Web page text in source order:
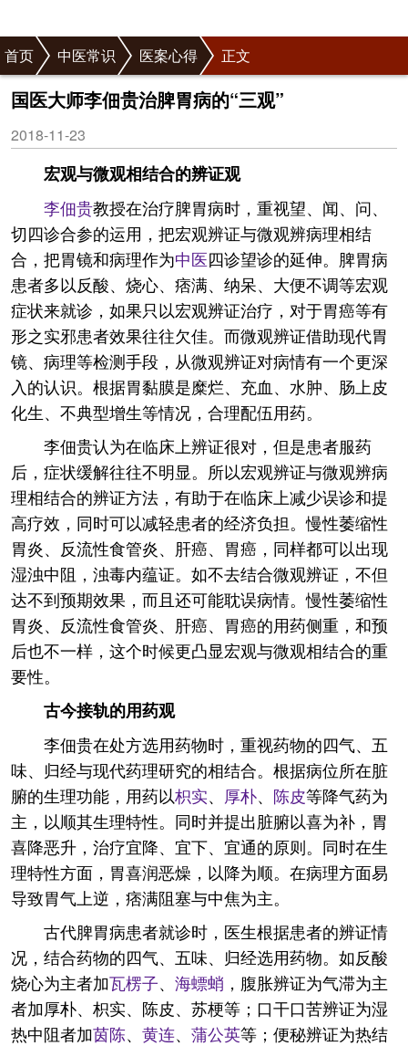
首页 中医常识 医案心得 正文
国医大师李佃贵治脾胃病的“三观”
2018-11-23
宏观与微观相结合的辨证观
李佃贵教授在治疗脾胃病时，重视望、闻、问、
切四诊合参的运用，把宏观辨证与微观辨病理相结
合，把胃镜和病理作为中医四诊望诊的延伸。脾胃病
患者多以反酸、烧心、痞满、纳呆、大便不调等宏观
症状来就诊，如果只以宏观辨证治疗，对于胃癌等有
形之实邪患者效果往往欠佳。而微观辨证借助现代胃
镜、病理等检测手段，从微观辨证对病情有一个更深
入的认识。根据胃黏膜是糜烂、充血、水肿、肠上皮
化生、不典型增生等情况，合理配伍用药。
李佃贵认为在临床上辨证很对，但是患者服药
后，症状缓解往往不明显。所以宏观辨证与微观辨病
理相结合的辨证方法，有助于在临床上减少误诊和提
高疗效，同时可以减轻患者的经济负担。慢性萎缩性
胃炎、反流性食管炎、肝癌、胃癌，同样都可以出现
湿浊中阻，浊毒内蕴证。如不去结合微观辨证，不但
达不到预期效果，而且还可能耽误病情。慢性萎缩性
胃炎、反流性食管炎、肝癌、胃癌的用药侧重，和预
后也不一样，这个时候更凸显宏观与微观相结合的重
要性。
古今接轨的用药观
李佃贵在处方选用药物时，重视药物的四气、五
味、归经与现代药理研究的相结合。根据病位所在脏
腑的生理功能，用药以枳实、 厚朴、 陈皮等降气药为
主，以顺其生理特性。同时并提出脏腑以喜为补，胃
喜降恶升，治疗宜降、宜下、宜通的原则。同时在生
理特性方面，胃喜润恶燥，以降为顺。在病理方面易
导致胃气上逆，痞满阻塞与中焦为主。
古代脾胃病患者就诊时，医生根据患者的辨证情
况，结合药物的四气、五味、归经选用药物。如反酸
烧心为主者加瓦楞子、 海螵蛸 ，腹胀辨证为气滞为主
者加厚朴、枳实、陈皮、苏梗等；口干口苦辨证为湿
热中阻者加茵陈、 黄连、 蒲公英等；便秘辨证为热结